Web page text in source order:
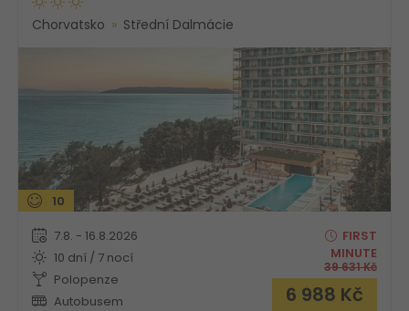
Chorvatsko Střední Dalmácie
10
7.8. - 16.8.2026
10 dní / 7 nocí
Polopenze
Autobusem
FIRST
MINUTE
39 631Kč
6 988 Kč